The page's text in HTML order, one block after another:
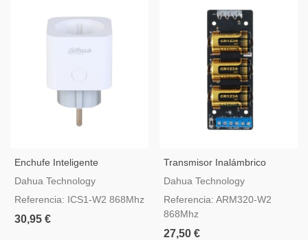
Enchufe Inteligente
Inalámbrico Dahua AirShield
Dahua Technology
Referencia: ICS1-W2 868Mhz
30,95 €
Transmisor Inalámbrico
Dahua AirShield ARM320-W2
Dahua Technology
Referencia: ARM320-W2
868Mhz
27,50 €